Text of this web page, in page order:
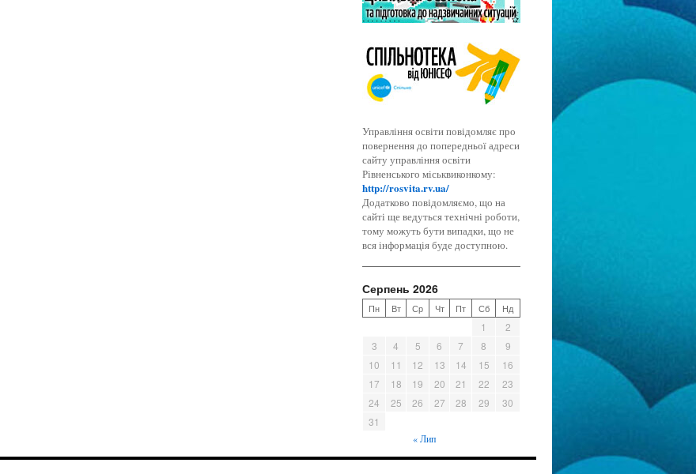
Управління освіти повідомляє про
повернення до попередньої адреси
сайту управління освіти
Рівненського міськвиконкому:
http://rosvita.rv.ua/
Додатково повідомляємо, що на
сайті ще ведуться технічні роботи,
тому можуть бути випадки, що не
вся інформація буде доступною.
Серпень 2026
Пн Вт Ср Чт Пт Сб Нд
1
2
3
4 5 6 7 8
9
10
11 12 13 14 15
16
17
18 19 20 21 22
23
24
25 26 27 28 29
30
31
« Лип